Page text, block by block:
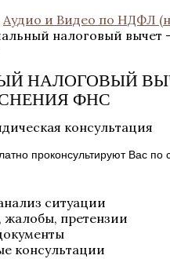
Аудио и Видео по НДФЛ
налоговый вычет
НАЛОГОВЫЙ
ФНС
консультация
проконсультируют Вас
ситуации
жалобы, претензии
консультации